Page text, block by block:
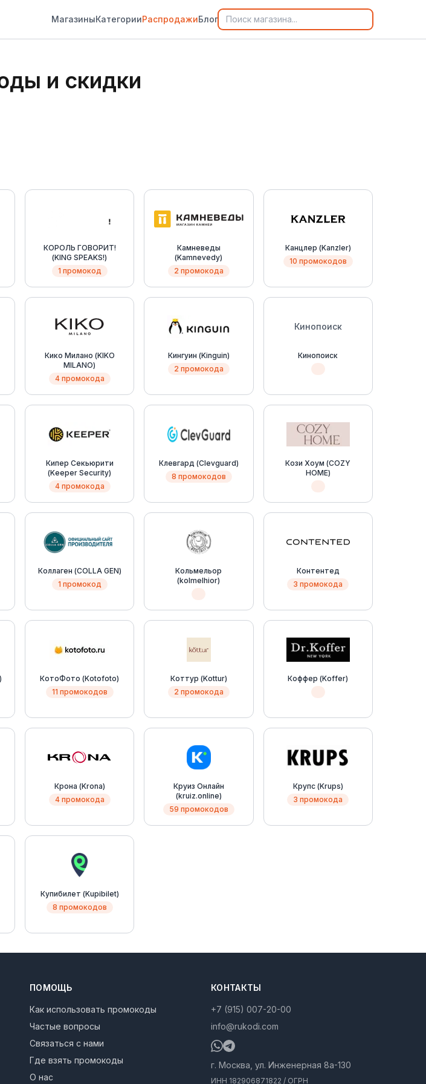
МагазиныКатегорииРаспродажиБлог
и скидки
КОРОЛЬ ГОВОРИТ!
(KING SPEAKS!)
1 промокод
Камневеды
(Kamnevedy)
2 промокода
Канцлер (Kanzler)
10 промокодов
Кико Милано (KIKO
MILANO)
4 промокода
Кингуин (Kinguin)
2 промокода
Кинопоиск
Кинопоиск
Кипер Секьюрити
(Keeper Security)
4 промокода
Клевгард (Clevguard)
8 промокодов
Кози Хоум (COZY
HOME)
Коллаген (COLLA GEN)
1 промокод
Кольмельор
(kolmelhior)
Контентед
3 промокода
КотоФото (Kotofoto)
11 промокодов
Коттур (Kottur)
2 промокода
Коффер (Koffer)
Крона (Krona)
4 промокода
Круиз Онлайн
(kruiz.online)
59 промокодов
Крупс (Krups)
3 промокода
Купибилет (Kupibilet)
8 промокодов
ПОМОЩЬ
Как использовать промокоды
Частые вопросы
Связаться с нами
Где взять промокоды
О нас
КОНТАКТЫ
+7 (915) 007-20-00
info@rukodi.com
г. Москва, ул. Инженерная 8а-130
ИНН 182906871822 / ОГРН